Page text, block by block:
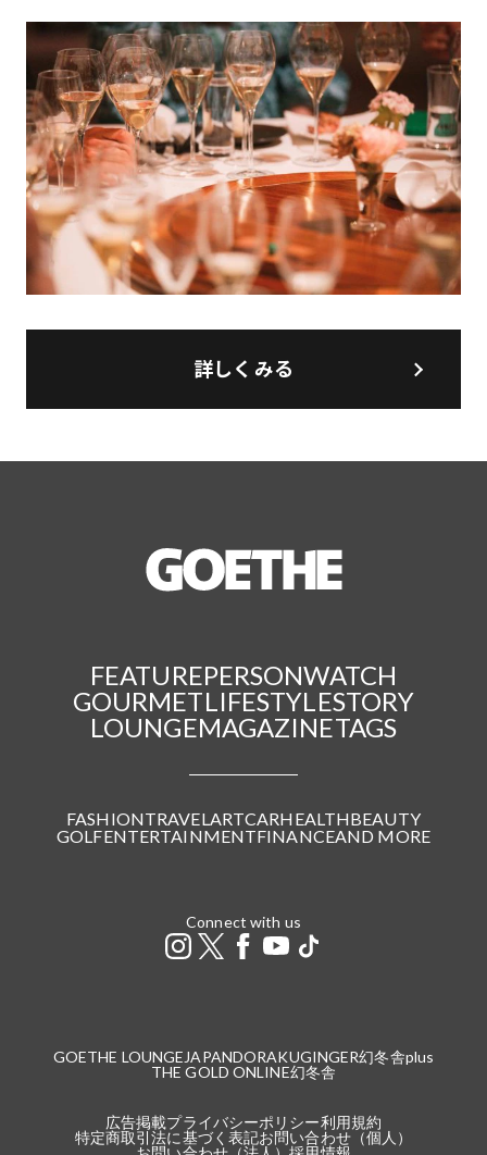
詳しくみる
FEATUREPERSONWATCH
GOURMETLIFESTYLESTORY
LOUNGEMAGAZINETAGS
FASHIONTRAVELARTCARHEALTHBEAUTY
GOLFENTERTAINMENTFINANCEAND MORE
Connect with us
GOETHE LOUNGE JAPANDORAKUGINGER幻冬舎plus
THE GOLD ONLINE幻冬舎
広告掲載プライバシーポリシー利用規約
特定商取引法に基づく表記お問い合わせ（個人）